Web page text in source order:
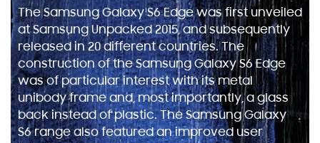
The Samsung Galaxy S6 Edge was first unveiled
at Samsung Unpacked 2015, and subsequently
released in 20 different countries. The
construction of the Samsung Galaxy S6 Edge
was of particular interest with its metal
unibody frame and, most importantly, a glass
back instead of plastic. The Samsung Galaxy
S6 range also featured an improved user